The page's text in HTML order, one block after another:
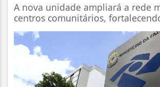
A nova unidade ampliará a rede
centros comunitários,